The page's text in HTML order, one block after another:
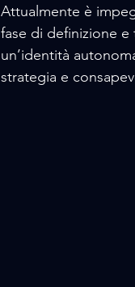
Attualmente è
fase di definizione
un’identità
strategia e